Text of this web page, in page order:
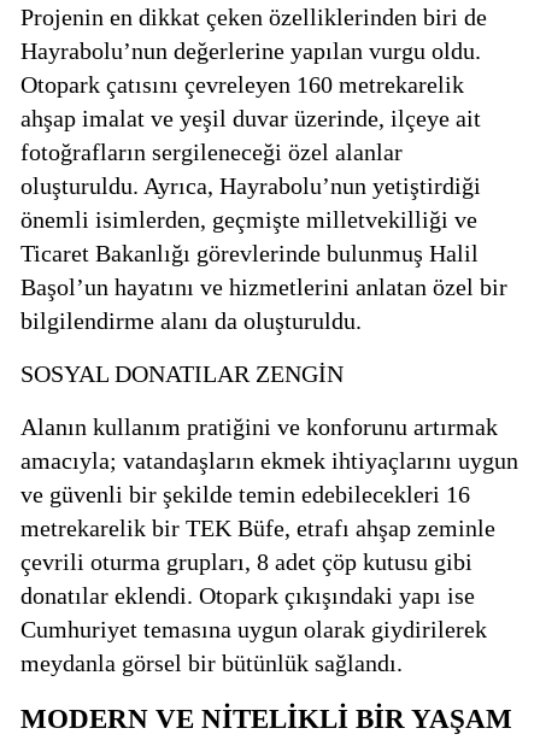
Projenin en dikkat çeken özelliklerinden biri de
Hayrabolu’nun değerlerine yapılan vurgu oldu.
Otopark çatısını çevreleyen 160 metrekarelik
ahşap imalat ve yeşil duvar üzerinde, ilçeye ait
fotoğrafların sergileneceği özel alanlar
oluşturuldu. Ayrıca, Hayrabolu’nun yetiştirdiği
önemli isimlerden, geçmişte milletvekilliği ve
Ticaret Bakanlığı görevlerinde bulunmuş Halil
Başol’un hayatını ve hizmetlerini anlatan özel bir
bilgilendirme alanı da oluşturuldu.
SOSYAL DONATILAR ZENGİN
Alanın kullanım pratiğini ve konforunu artırmak
amacıyla; vatandaşların ekmek ihtiyaçlarını uygun
ve güvenli bir şekilde temin edebilecekleri 16
metrekarelik bir TEK Büfe, etrafı ahşap zeminle
çevrili oturma grupları, 8 adet çöp kutusu gibi
donatılar eklendi. Otopark çıkışındaki yapı ise
Cumhuriyet temasına uygun olarak giydirilerek
meydanla görsel bir bütünlük sağlandı.
MODERN VE NİTELİKLİ BİR YAŞAM